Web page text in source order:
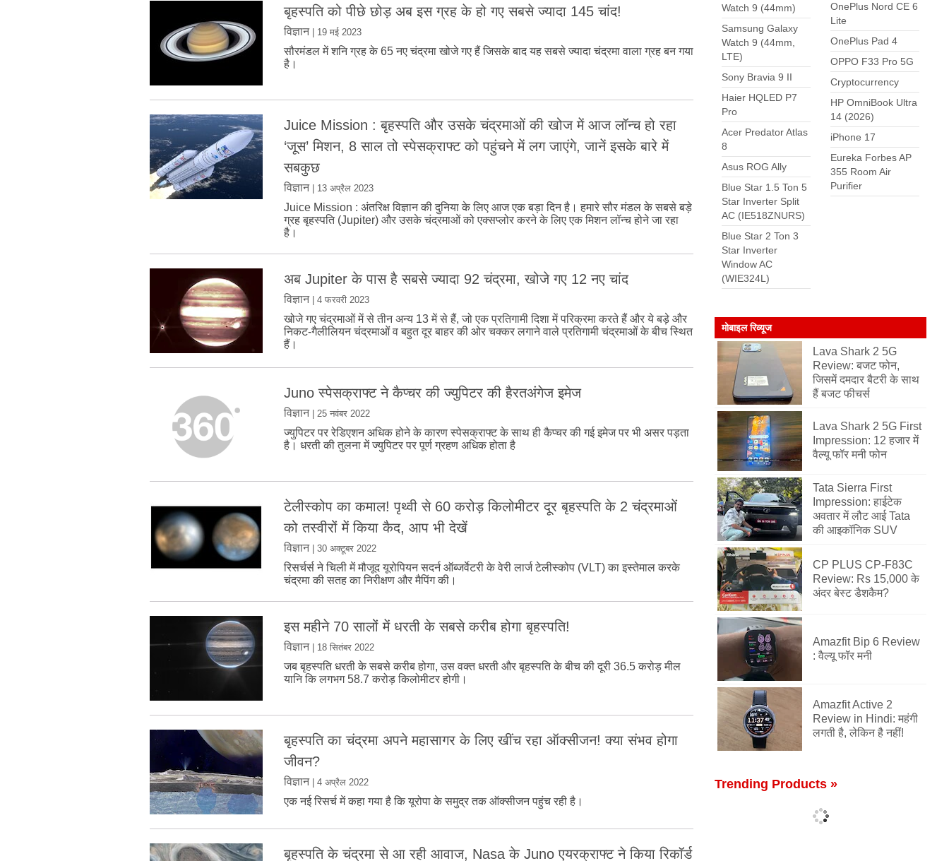
बृहस्पति को पीछे छोड़ अब इस ग्रह के हो गए सबसे ज्यादा 145 चांद!
विज्ञान| 19 मई 2023
सौरमंडल में शनि ग्रह के 65 नए चंद्रमा खोजे गए हैं जिसके बाद यह सबसे ज्यादा चंद्रमा वाला ग्रह बन गया
है।
Juice Mission : बृहस्‍पति और उसके चंद्रमाओं की खोज में आज लॉन्‍च हो रहा
‘जूस’ मिशन, 8 साल तो स्‍पेसक्राफ्ट को पहुंचने में लग जाएंगे, जानें इसके बारे में
सबकुछ
विज्ञान| 13 अप्रैल 2023
Juice Mission : अंतरिक्ष विज्ञान की दुनिया के लिए आज एक बड़ा दिन है। हमारे सौर मंडल के सबसे बड़े
ग्रह बृहस्‍पति (Jupiter) और उसके चंद्रमाओं को एक्‍सप्‍लोर करने के लिए एक मिशन लॉन्‍च होने जा रहा
है।
अब Jupiter के पास है सबसे ज्यादा 92 चंद्रमा, खोजे गए 12 नए चांद
विज्ञान| 4 फरवरी 2023
खोजे गए चंद्रमाओं में से तीन अन्य 13 में से हैं, जो एक प्रतिगामी दिशा में परिक्रमा करते हैं और ये बड़े और
निकट-गैलीलियन चंद्रमाओं व बहुत दूर बाहर की ओर चक्कर लगाने वाले प्रतिगामी चंद्रमाओं के बीच स्थित
हैं।
Juno स्पेसक्राफ्ट ने कैप्चर की ज्युपिटर की हैरतअंगेज इमेज
विज्ञान| 25 नवंबर 2022
ज्युपिटर पर रेडिएशन अधिक होने के कारण स्पेसक्राफ्ट के साथ ही कैप्चर की गई इमेज पर भी असर पड़ता
है। धरती की तुलना में ज्युपिटर पर पूर्ण ग्रहण अधिक होता है
टेलीस्‍कोप का कमाल! पृथ्‍वी से 60 करोड़ किलोमीटर दूर बृहस्‍पति के 2 चंद्रमाओं
को तस्‍वीरों में किया कैद, आप भी देखें
विज्ञान| 30 अक्टूबर 2022
रिसर्चर्स ने चिली में मौजूद यूरोपियन सदर्न ऑब्जर्वेटरी के वेरी लार्ज टेलीस्कोप (VLT) का इस्‍तेमाल करके
चंद्रमा की सतह का निरीक्षण और मैपिंग की।
इस महीने 70 सालों में धरती के सबसे करीब होगा बृहस्पति!
विज्ञान| 18 सितंबर 2022
जब बृहस्पति धरती के सबसे करीब होगा, उस वक्त धरती और बृहस्पति के बीच की दूरी 36.5 करोड़ मील
यानि कि लगभग 58.7 करोड़ किलोमीटर होगी।
बृहस्‍पति का चंद्रमा अपने महासागर के लिए खींच रहा ऑक्‍सीजन! क्‍या संभव होगा
जीवन?
विज्ञान| 4 अप्रैल 2022
एक नई रिसर्च में कहा गया है कि यूरोपा के समुद्र तक ऑक्‍सीजन पहुंच रही है।
बृहस्‍पति के चंद्रमा से आ रही आवाज, Nasa के Juno एयरक्राफ्ट ने किया रिकॉर्ड
Watch 9 (44mm)
Samsung Galaxy
Watch 9 (44mm,
LTE)
Sony Bravia 9 II
Haier HQLED P7
Pro
Acer Predator Atlas
8
Asus ROG Ally
Blue Star 1.5 Ton 5
Star Inverter Split
AC (IE518ZNURS)
Blue Star 2 Ton 3
Star Inverter
Window AC
(WIE324L)
OnePlus Nord CE 6
Lite
OnePlus Pad 4
OPPO F33 Pro 5G
Cryptocurrency
HP OmniBook Ultra
14 (2026)
iPhone 17
Eureka Forbes AP
355 Room Air
Purifier
मोबाइल रिव्यूज
Lava Shark 2 5G
Review: बजट फोन,
जिसमें दमदार बैटरी के साथ
हैं बजट फीचर्स
Lava Shark 2 5G First
Impression: 12 हजार में
वैल्यू फॉर मनी फोन
Tata Sierra First
Impression: हाईटेक
अवतार में लौट आई Tata
की आइकॉनिक SUV
CP PLUS CP-F83C
Review: Rs 15,000 के
अंदर बेस्ट डैशकैम?
Amazfit Bip 6 Review
: वैल्यू फॉर मनी
Amazfit Active 2
Review in Hindi: महंगी
लगती है, लेकिन है नहीं!
Trending Products »